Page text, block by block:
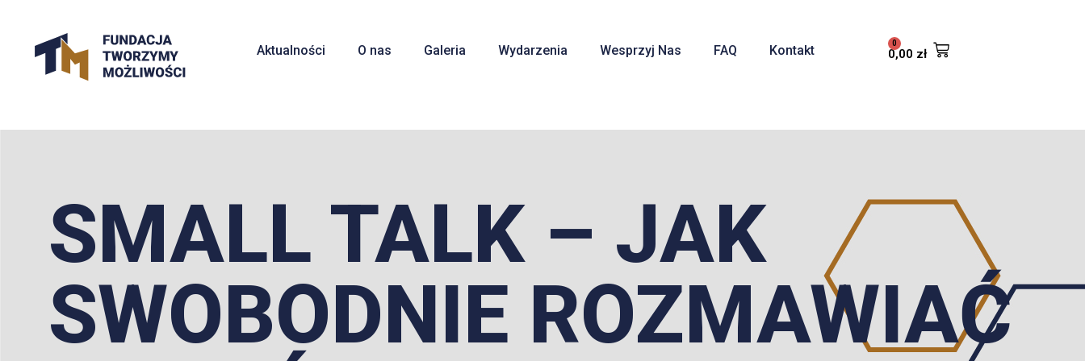
Aktualności O nas Galeria Wydarzenia Wesprzyj Nas FAQ Kontakt 0,00 zł
0
SMALL TALK – JAK
SWOBODNIE ROZMAWIAĆ